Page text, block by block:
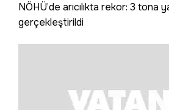
NÖHÜ’de arıcılıkta rekor: 3 tona
gerçekleştirildi